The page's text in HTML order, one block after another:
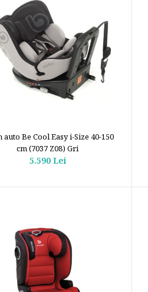
auto Be Cool Easy i-Size 40-150
cm (7037 Z08) Gri
5.590 Lei